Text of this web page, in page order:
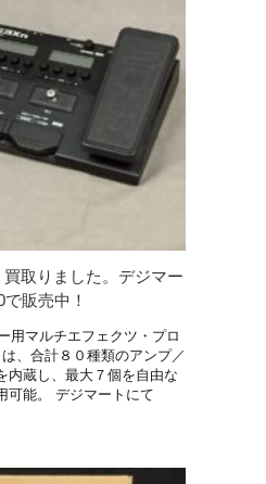
取りました。デジマー
で販売中！
用マルチエフェクツ・プロ
、合計８０種類のアンプ／
内蔵し、最大７個を自由な
可能。 デジマートにて